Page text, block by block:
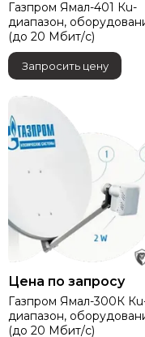
Газпром Ямал-401 Кu-
диапазон,
(до 20 Мбит/с)
Запросить цену
Цена по запросу
Газпром Ямал-300К
диапазон,
(до 20 Мбит/с)